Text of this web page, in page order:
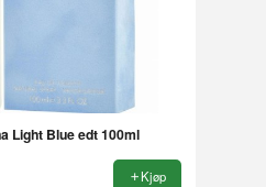
Light Blue edt 100ml
Kjøp